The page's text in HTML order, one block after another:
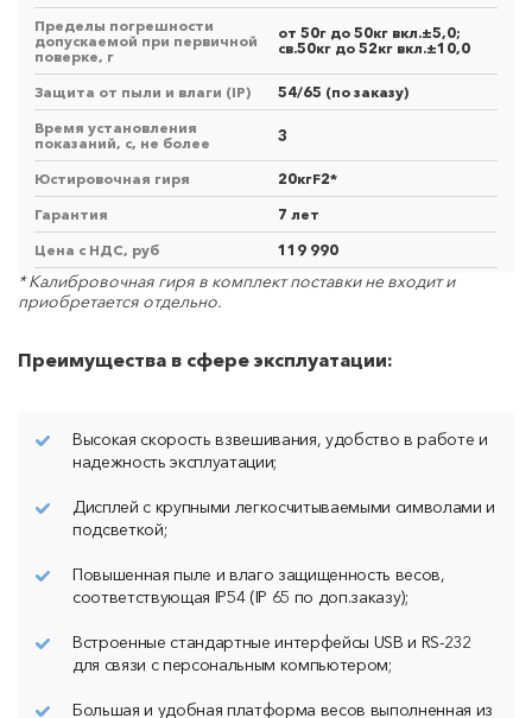
Пределы погрешности
допускаемой при первичной
поверке, г
от 50г до 50кг вкл.±5,0;
св.50кг до 52кг вкл.±10,0
Защита от пыли и влаги (IP)
54/65 (по заказу)
Время установления
показаний, с, не более
3
Юстировочная гиря
20кгF2*
Гарантия
7 лет
Цена с НДС, руб
119 990
* Калибровочная гиря в комплект поставки не входит и
приобретается отдельно.
Преимущества в сфере эксплуатации:
Высокая скорость взвешивания, удобство в работе и
надежность эксплуатации;
Дисплей с крупными легкосчитываемыми символами и
подсветкой;
Повышенная пыле и влаго защищенность весов,
соответствующая IP54 (IP 65 по доп.заказу);
Встроенные стандартные интерфейсы USB и RS-232
для связи с персональным компьютером;
Большая и удобная платформа весов выполненная из